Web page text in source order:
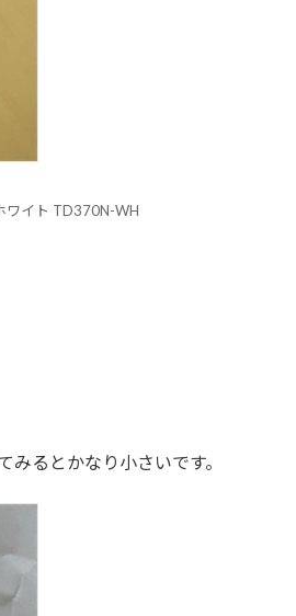
ワイト TD370N-WH
るとかなり小さいです。